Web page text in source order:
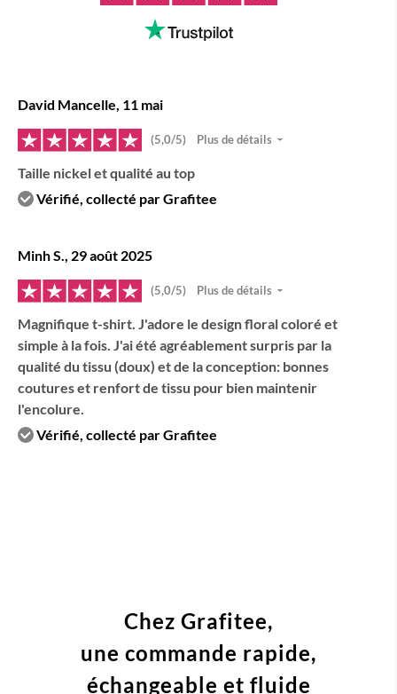
David Mancelle, 11 mai
(5,0/5) Plus de détails
Taille nickel et qualité au top
Vérifié, collecté par Grafitee
Minh S., 29 août 2025
(5,0/5) Plus de détails
Magnifique t-shirt. J'adore le design floral coloré et
simple à la fois. J'ai été agréablement surpris par la
qualité du tissu (doux) et de la conception: bonnes
coutures et renfort de tissu pour bien maintenir
l'encolure.
Vérifié, collecté par Grafitee
Chez Grafitee,
une commande rapide,
échangeable et fluide